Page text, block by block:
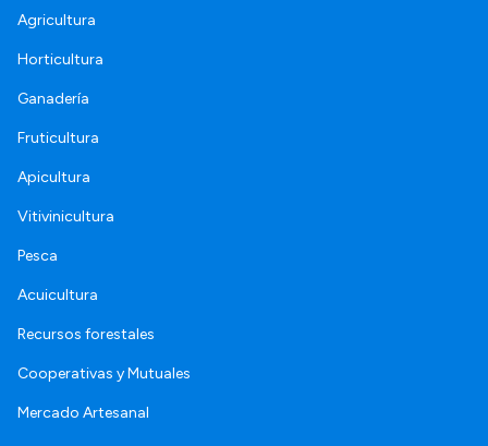
Agricultura
Horticultura
Ganadería
Fruticultura
Apicultura
Vitivinicultura
Pesca
Acuicultura
Recursos forestales
Cooperativas y Mutuales
Mercado Artesanal